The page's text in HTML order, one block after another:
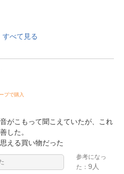
すべて見る
プで購入
がこもって聞こえていたが、これ
した。
える買い物だった
参考になっ
た：9人